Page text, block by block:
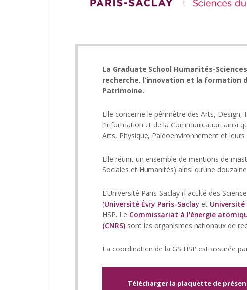
La Graduate School Humanités-
recherche, l’innovation et la formation
Patrimoine.
Elle concerne le périmètre des Arts,
l’Information et de la Communication ainsi
Arts, Physique, Paléoenvironnement et
Elle réunit un ensemble de mentions de
Sociales et Humanités) ainsi qu’une
L’Université Paris-Saclay (Faculté des
(Université Évry Paris-Saclay et Université
HSP. Le Commissariat à l'énergie
(CNRS) sont les organismes nationaux de
La coordination de la GS HSP est assurée
Télécharger la plaquette de